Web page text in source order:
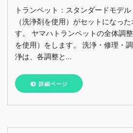
トランペット：スタンダードモデ
（洗浄剤を使用）がセットになっ
す。 ヤマハトランペットの全体調
を使用）をします。 洗浄・修理・
浄は、各調整と...
詳細ページ